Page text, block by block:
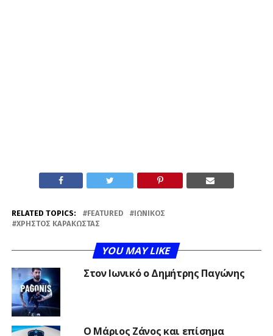
RELATED TOPICS: FEATURED
ΙΩΝΙΚΌΣ
ΧΡΉΣΤΟΣ ΚΑΡΑΚΏΣΤΑΣ
YOU MAY LIKE
Στον Ιωνικό ο Δημήτρης Παγώνης
Ο Μάριος Ζάνος και επίσημα